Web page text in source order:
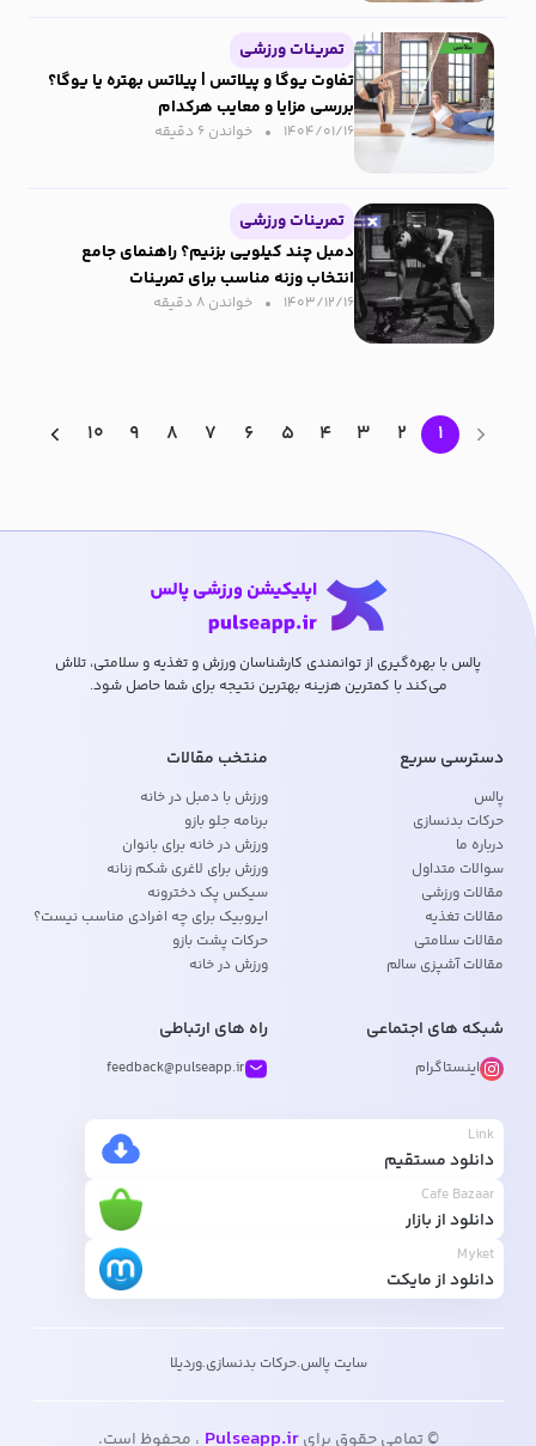
تمرینات ورزشی
تفاوت یوگا و پیلاتس | پیلاتس بهتره یا یوگا؟
بررسی مزایا و معایب هرکدام
۱۴۰۴/۰۱/۱۶ خواندن ۶ دقیقه‌
تمرینات ورزشی
دمبل چند کیلویی بزنیم؟ راهنمای جامع
انتخاب وزنه مناسب برای تمرینات
۱۴۰۳/۱۲/۱۶ خواندن ۸ دقیقه‌
۱ ۲ ۳ ۴ ۵ ۶ ۷ ۸ ۹ ۱۰
پالس با بهره‌گیری از توانمندی کارشناسان ورزش و تغذیه و سلامتی، تلاش
می‌کند با کمترین هزینه بهترین نتیجه برای شما حاصل شود.
دسترسی سریع
پالس
حرکات بدنسازی
درباره ما
سوالات متداول
مقالات ورزشی
مقالات تغذیه
مقالات سلامتی
مقالات آشپزی سالم
منتخب مقالات
ورزش با دمبل در خانه
برنامه جلو بازو
ورزش در خانه برای بانوان
ورزش برای لاغری شکم زنانه
سیکس پک دخترونه
ایروبیک برای چه افرادی مناسب نیست؟
حرکات پشت بازو
ورزش در خانه
شبکه های اجتماعی
اینستاگرام
راه های ارتباطی
feedback@pulseapp.ir
Link
دانلود مستقیم
Cafe Bazaar
دانلود از بازار
Myket
دانلود از مایکت
سایت پالس.حرکات بدنسازی.وردیلا
© تمامی حقوق برایPulseapp.ir ، محفوظ است.